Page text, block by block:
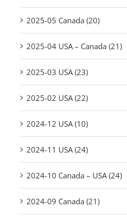
2025-05 Canada (20)
2025-04 USA – Canada (21)
2025-03 USA (23)
2025-02 USA (22)
2024-12 USA (10)
2024-11 USA (24)
2024-10 Canada – USA (24)
2024-09 Canada (21)